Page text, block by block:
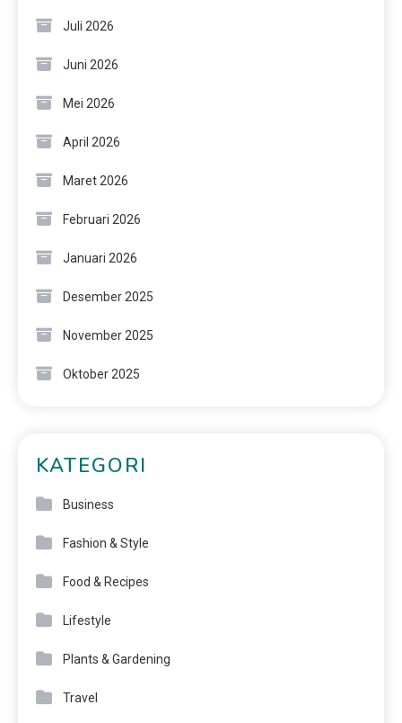
Juli 2026
Juni 2026
Mei 2026
April 2026
Maret 2026
Februari 2026
Januari 2026
Desember 2025
November 2025
Oktober 2025
KATEGORI
Business
Fashion & Style
Food & Recipes
Lifestyle
Plants & Gardening
Travel